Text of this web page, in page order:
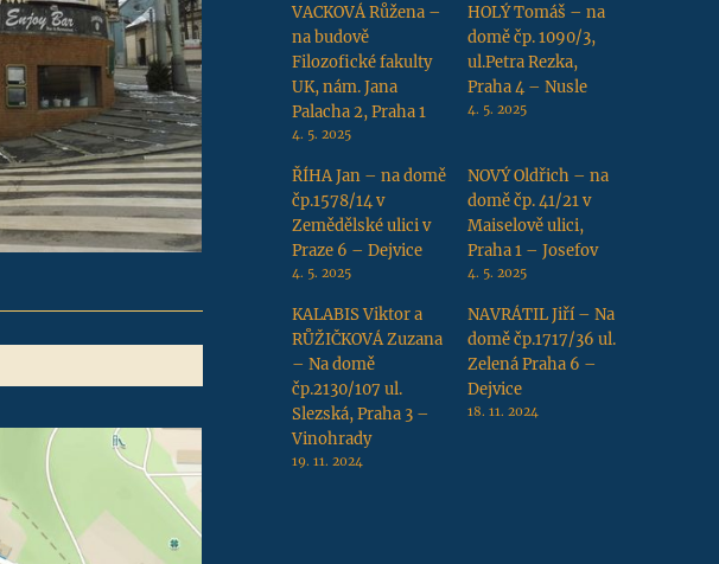
VACKOVÁ Růžena –
na budově
Filozofické fakulty
UK, nám. Jana
Palacha 2, Praha 1
4. 5. 2025
HOLÝ Tomáš – na
domě čp. 1090/3,
ul.Petra Rezka,
Praha 4 – Nusle
4. 5. 2025
ŘÍHA Jan – na domě
čp.1578/14 v
Zemědělské ulici v
Praze 6 – Dejvice
4. 5. 2025
NOVÝ Oldřich – na
domě čp. 41/21 v
Maiselově ulici,
Praha 1 – Josefov
4. 5. 2025
KALABIS Viktor a
RŮŽIČKOVÁ Zuzana
– Na domě
čp.2130/107 ul.
Slezská, Praha 3 –
Vinohrady
19. 11. 2024
NAVRÁTIL Jiří – Na
domě čp.1717/36 ul.
Zelená Praha 6 –
Dejvice
18. 11. 2024